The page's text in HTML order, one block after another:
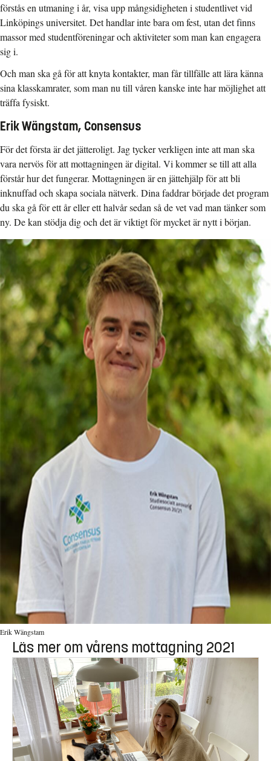
förstås en utmaning i år, visa upp mångsidigheten i studentlivet vid
Linköpings universitet. Det handlar inte bara om fest, utan det finns
massor med studentföreningar och aktiviteter som man kan engagera
sig i.
Och man ska gå för att knyta kontakter, man får tillfälle att lära känna
sina klasskamrater, som man nu till våren kanske inte har möjlighet att
träffa fysiskt.
Erik Wängstam, Consensus
För det första är det jätteroligt. Jag tycker verkligen inte att man ska
vara nervös för att mottagningen är digital. Vi kommer se till att alla
förstår hur det fungerar. Mottagningen är en jättehjälp för att bli
inknuffad och skapa sociala nätverk. Dina faddrar började det program
du ska gå för ett år eller ett halvår sedan så de vet vad man tänker som
ny. De kan stödja dig och det är viktigt för mycket är nytt i början.
Erik Wängstam
Läs mer om vårens mottagning 2021